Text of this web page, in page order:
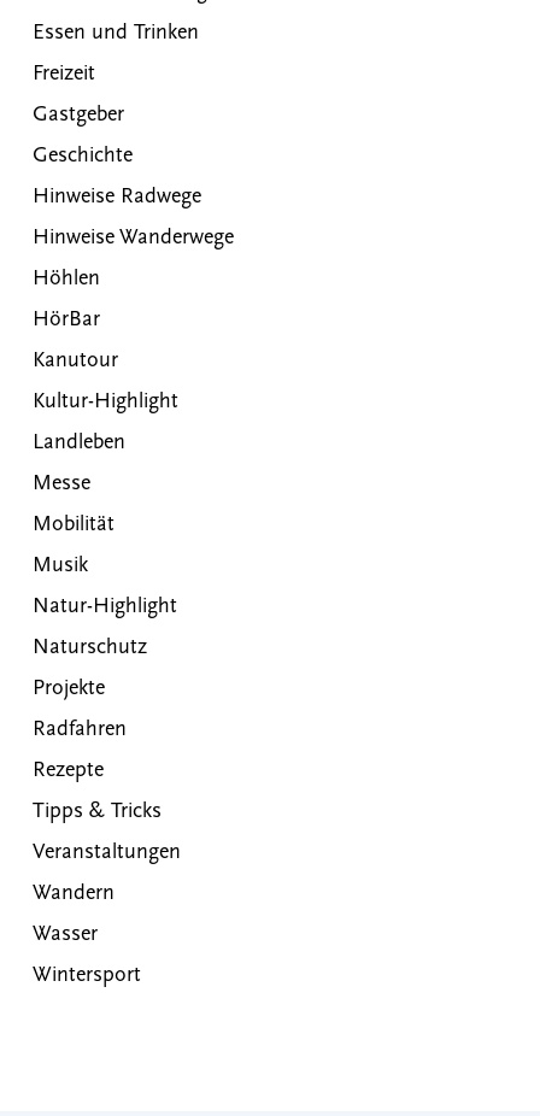
Essen und Trinken
Freizeit
Gastgeber
Geschichte
Hinweise Radwege
Hinweise Wanderwege
Höhlen
HörBar
Kanutour
Kultur-Highlight
Landleben
Messe
Mobilität
Musik
Natur-Highlight
Naturschutz
Projekte
Radfahren
Rezepte
Tipps & Tricks
Veranstaltungen
Wandern
Wasser
Wintersport